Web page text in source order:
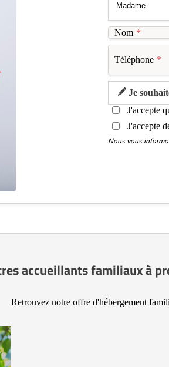
Nom *
Téléphone *
Je
J'accepte
J'accepte
Nous vous
accueillants familiaux à
Retrouvez notre offre d'hébergement